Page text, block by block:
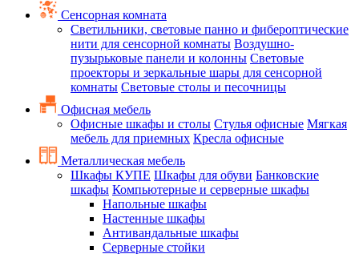
Сенсорная комната
Светильники, световые панно и фибероптические
нити для сенсорной комнаты Воздушно-
пузырьковые панели и колонны Световые
проекторы и зеркальные шары для сенсорной
комнаты Световые столы и песочницы
Офисная мебель
Офисные шкафы и столы Стулья офисные Мягкая
мебель для приемных Кресла офисные
Металлическая мебель
Шкафы КУПЕ Шкафы для обуви Банковские
шкафы Компьютерные и серверные шкафы
Напольные шкафы
Настенные шкафы
Антивандальные шкафы
Серверные стойки